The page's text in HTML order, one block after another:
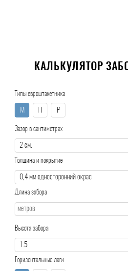
КАЛЬКУЛЯТОР
Типы евроштакетника
М Р
Зазор в сантиметрах
Толщина и покрытие
Длина забора
Высота забора
Горизонтальные лаги